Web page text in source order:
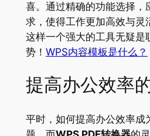
喜。通过精确的功能选择，
求，使得工作更加高效与灵
这样一个强大的工具无疑是
势！ WPS内容模板是什么？
提高办公效率
平时，如何提高办公效率成